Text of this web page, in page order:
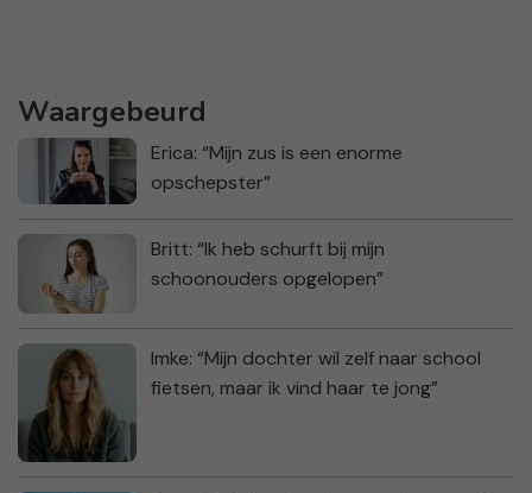
Waargebeurd
Erica: “Mijn zus is een enorme
opschepster”
Britt: “Ik heb schurft bij mijn
schoonouders opgelopen”
Imke: “Mijn dochter wil zelf naar school
fietsen, maar ik vind haar te jong”